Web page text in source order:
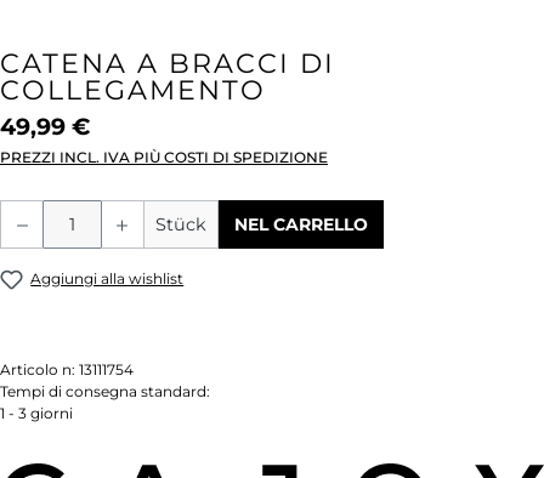
CATENA A BRACCI DI
COLLEGAMENTO
49,99 €
PREZZI INCL. IVA PIÙ COSTI DI SPEDIZIONE
Quantità del prodotto: inserisci la
Stück NEL CARRELLO
Aggiungi alla wishlist
Articolo n: 13111754
Tempi di consegna standard:
1 - 3 giorni